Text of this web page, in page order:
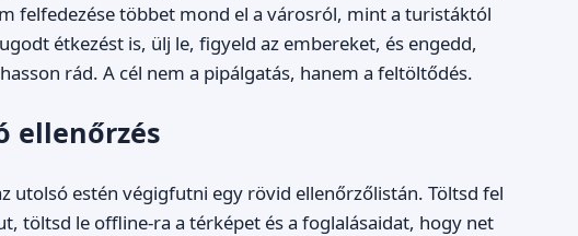
felfedezése többet mond el a városról, mint a turistáktól
étkezést is, ülj le, figyeld az embereket, és engedd,
rád. A cél nem a pipálgatás, hanem a feltöltődés.
ellenőrzés
utolsó estén végigfutni egy rövid ellenőrzőlistán. Töltsd fel
töltsd le offline-ra a térképet és a foglalásaidat, hogy net